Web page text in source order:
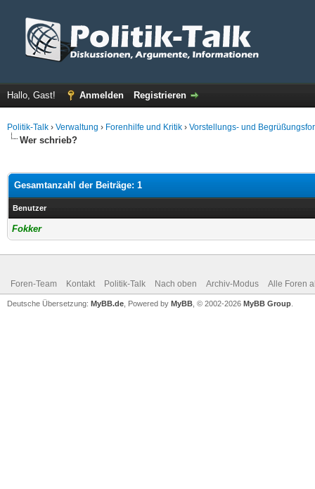
Hallo, Gast! Anmelden Registrieren
Politik-Talk › Verwaltung › Forenhilfe und Kritik › Vorstellungs- und
Wer schrieb?
Gesamtanzahl der Beiträge: 1
Benutzer
Fokker
Foren-Team Kontakt Politik-Talk Nach oben Archiv-Modus Alle Foren
Deutsche Übersetzung: MyBB.de , Powered by MyBB , © 2002-2026 MyBB Group